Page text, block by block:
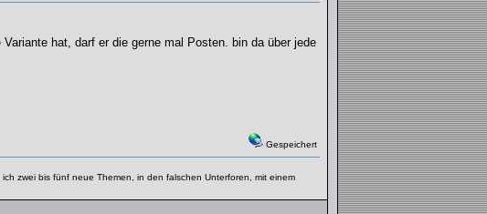
hat, darf er die gerne mal Posten. bin da über jede
Gespeichert
zwei bis fünf neue Themen, in den falschen Unterforen, mit einem